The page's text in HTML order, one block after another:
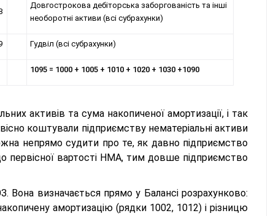
Довгострокова дебіторська заборгованість та інші
необоротні активи (всі субрахунки)
Гудвіл (всі субрахунки)
1095 = 1000 + 1005 + 1010 + 1020 + 1030 +1090
активів та сума накопиченої амортизації, і так
коштували підприємству нематеріальні активи
непрямо судити про те, як давно підприємство
первісної вартості НМА, тим довше підприємство
визначається прямо у Балансі розрахунково:
амортизацію (рядки 1002, 1012) і різницю